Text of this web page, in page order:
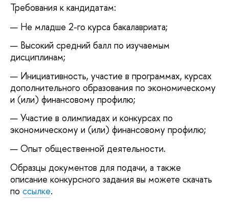
Требования к кандидатам:
Не младше 2-го курса бакалавриата;
Высокий средний балл по изучаемым
дисциплинам;
Инициативность, участие в программах, курсах
дополнительного образования по экономическому
и (или) финансовому профилю;
Участие в олимпиадах и конкурсах по
экономическому и (или) финансовому профилю;
Опыт общественной деятельности.
Образцы документов для подачи, а также
описание конкурсного задания вы можете скачать
по ссылке.